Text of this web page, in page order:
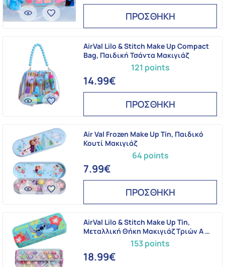
ΠΡΟΣΘΗΚΗ
121 points
AirVal Lilo & Stitch Make Up Compact
Bag, Παιδική Τσάντα Μακιγιάζ
14.99€
ΠΡΟΣΘΗΚΗ
64 points
Air Val Frozen Make Up Tin, Παιδικό
Κουτί Μακιγιάζ
7.99€
ΠΡΟΣΘΗΚΗ
153 points
AirVal Lilo & Stitch Make Up Tin,
Μεταλλική Θήκη Μακιγιάζ Τριών Α …
18.99€